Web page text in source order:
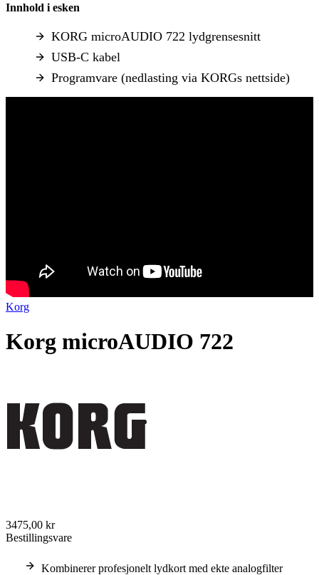
Innhold i esken
KORG microAUDIO 722 lydgrensesnitt
USB-C kabel
Programvare (nedlasting via KORGs nettside)
Korg
Korg microAUDIO 722
3475,00 kr
Bestillingsvare
Kombinerer profesjonelt lydkort med ekte analogfilter